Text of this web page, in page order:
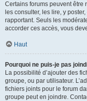
Certains forums peuvent être
les consulter, les lire, y
rapportant. Seuls les
accorder ces accès, vous
Haut
Pourquoi ne puis-je pas
La possibilité d’ajouter des
groupe, ou par utilisateur.
fichiers joints pour le forum
groupe peut en joindre.